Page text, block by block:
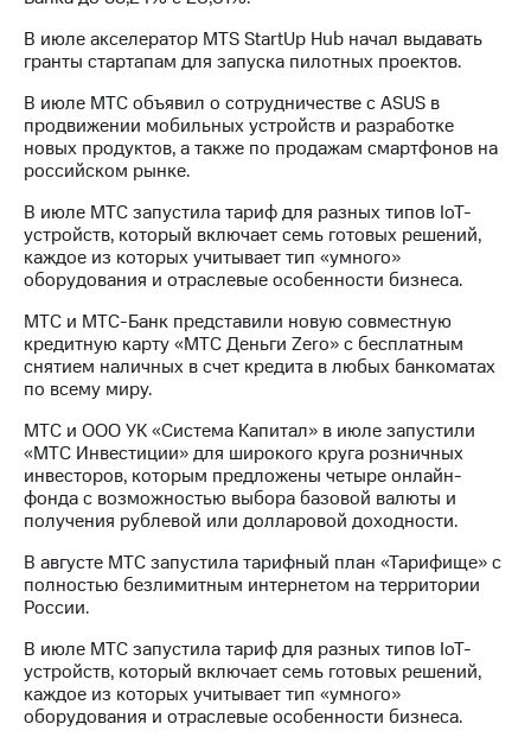
В июле акселератор MTS StartUp Hub начал выдавать
гранты стартапам для запуска пилотных проектов.
В июле МТС объявил о сотрудничестве с ASUS в
продвижении мобильных устройств и разработке
новых продуктов, а также по продажам смартфонов на
российском рынке.
В июле МТС запустила тариф для разных типов IoT-
устройств, который включает семь готовых решений,
каждое из которых учитывает тип «умного»
оборудования и отраслевые особенности бизнеса.
МТС и МТС-Банк представили новую совместную
кредитную карту «МТС Деньги Zero» с бесплатным
снятием наличных в счет кредита в любых банкоматах
по всему миру.
МТС и ООО УК «Система Капитал» в июле запустили
«МТС Инвестиции» для широкого круга розничных
инвесторов, которым предложены четыре онлайн-
фонда с возможностью выбора базовой валюты и
получения рублевой или долларовой доходности.
В августе МТС запустила тарифный план «Тарифище» с
полностью безлимитным интернетом на территории
России.
В июле МТС запустила тариф для разных типов IoT-
устройств, который включает семь готовых решений,
каждое из которых учитывает тип «умного»
оборудования и отраслевые особенности бизнеса.